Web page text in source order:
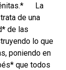
La
de una
de las
lo que
poniendo en
que todos